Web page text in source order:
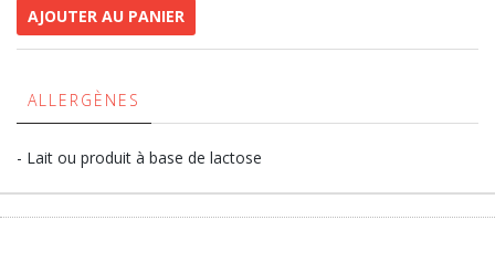
AJOUTER AU PANIER
ALLERGÈNES
- Lait ou produit à base de lactose